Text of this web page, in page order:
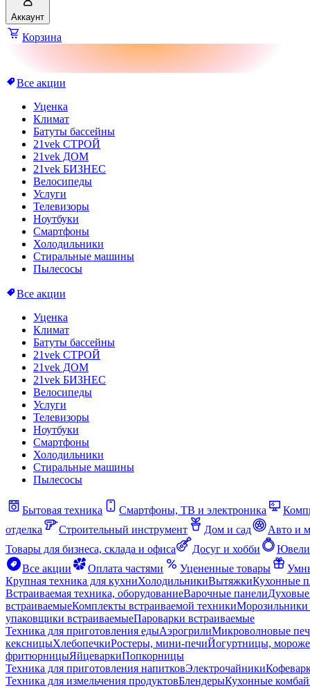
Аккаунт
Корзина
Все акции
Уценка
Климат
Батуты бассейны
21vek СТРОЙ
21vek ДОМ
21vek БИЗНЕС
Велосипеды
Услуги
Телевизоры
Ноутбуки
Смартфоны
Холодильники
Стиральные машины
Пылесосы
Все акции
Уценка
Климат
Батуты бассейны
21vek СТРОЙ
21vek ДОМ
21vek БИЗНЕС
Велосипеды
Услуги
Телевизоры
Ноутбуки
Смартфоны
Холодильники
Стиральные машины
Пылесосы
Бытовая техника Смартфоны, ТВ и электроника
отделка
Строительный инструмент Дом и сад
Авто и
Товары для бизнеса, склада и офиса
Досуг и хобби
Все акции
Оплата частями Уцененные товары
Крупная техника для кухниХолодильникиВытяжкиКухонные
Встраиваемая техника, оборудованиеВарочные панели
встраиваемыеКомплекты встраиваемой техникиМорозильники
упаковщики встраиваемыеПароварки встраиваемые
Техника для приготовления едыАэрогрилиМикроволновые
кексницыХлебопечкиРостеры, мини-печиЙогуртницы,
фритюрницыЯйцеваркиПопкорницы
Техника для приготовления напитковЭлектрочайники
Техника для измельчения продуктовБлендерыКухонные